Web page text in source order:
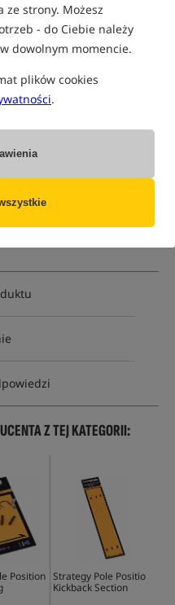
ze strony. Możesz
- do Ciebie należy
dowolnym momencie.
plików cookies
.
Cena PLN
12.99
Z TEJ KATEGORII:
Position Strategy Pole Position
Kickback Section